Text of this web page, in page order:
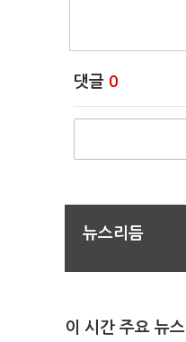
댓글 0
뉴스리듬
이 시간 주요 뉴스